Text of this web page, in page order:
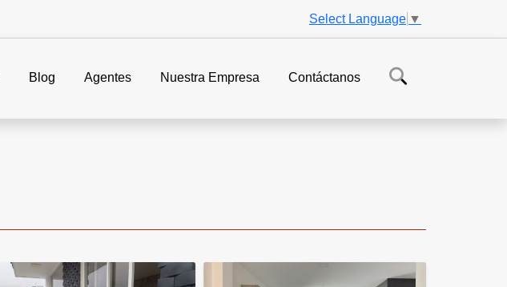
Select Language ▼
Blog Agentes Nuestra Empresa Contáctanos